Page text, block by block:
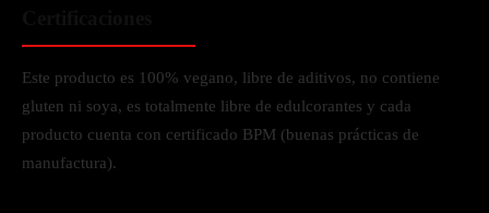
Este producto es 100% vegano, libre de aditivos, no contiene
gluten ni soya, es totalmente libre de edulcorantes y cada
producto cuenta con certificado BPM (buenas prácticas de
manufactura).